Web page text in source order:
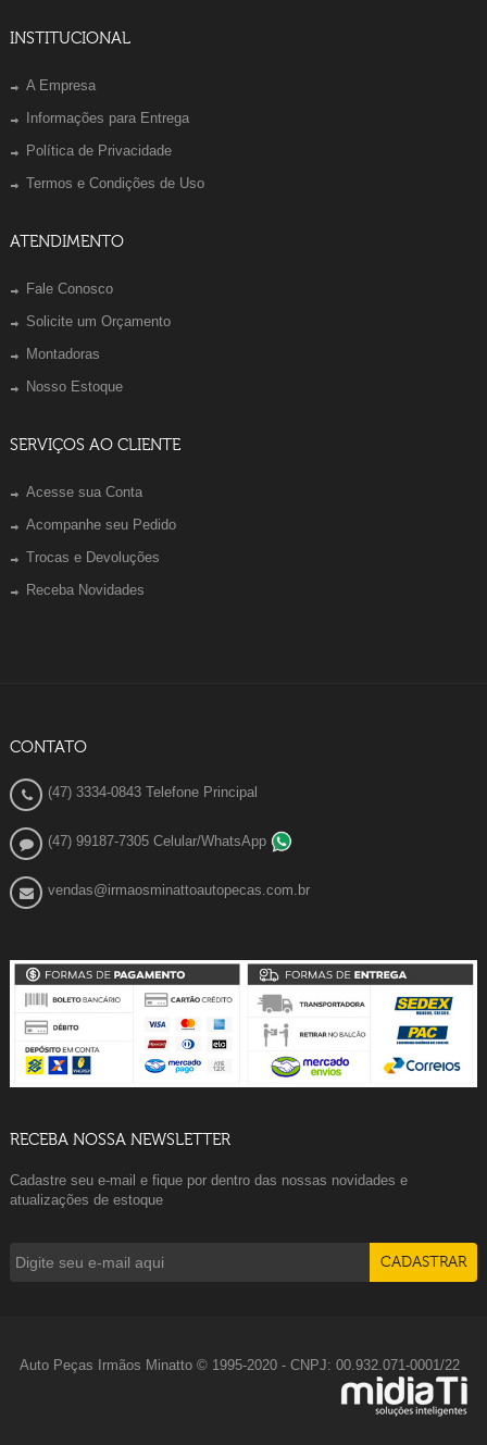
INSTITUCIONAL
A Empresa
Informações para Entrega
Política de Privacidade
Termos e Condições de Uso
ATENDIMENTO
Fale Conosco
Solicite um Orçamento
Montadoras
Nosso Estoque
SERVIÇOS AO CLIENTE
Acesse sua Conta
Acompanhe seu Pedido
Trocas e Devoluções
Receba Novidades
CONTATO
(47) 3334-0843 Telefone Principal
(47) 99187-7305 Celular/WhatsApp
vendas@irmaosminattoautopecas.com.br
RECEBA NOSSA NEWSLETTER
Cadastre seu e-mail e fique por dentro das nossas novidades e
atualizações de estoque
Auto Peças Irmãos Minatto © 1995-2020 - CNPJ: 00.932.071-0001/22